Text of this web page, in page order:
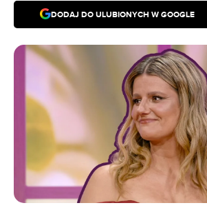
DODAJ DO ULUBIONYCH W GOOGLE